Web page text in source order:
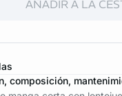
AÑADIR A LA
composición,